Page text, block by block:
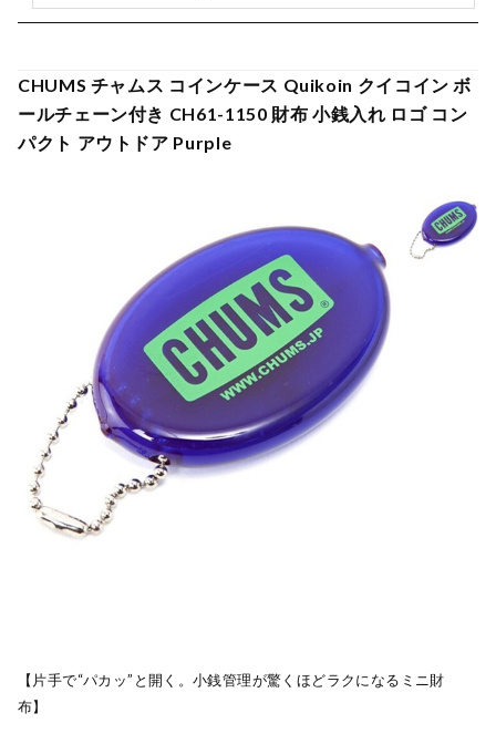
CHUMS チャムス コインケース Quikoin クイコイン ボ
ールチェーン付き CH61-1150 財布 小銭入れ ロゴ コン
パクト アウトドア Purple
【片手で“パカッ”と開く。小銭管理が驚くほどラクになるミニ財
布】